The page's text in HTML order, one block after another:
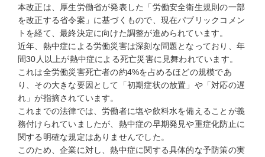
本改正は、厚生労働省が発表した「労働安全衛生規則の一部
を改正する省令案」に基づくもので、現在パブリックコメン
トを経て、最終決定に向けた調整が進められています。
近年、熱中症による労働災害は深刻な問題となっており、年
間30人以上が熱中症による死亡災害に見舞われています。
これは全労働災害死亡者の約4%を占めるほどの規模であ
り、その大きな要因として「初期症状の放置」や「対応の遅
れ」が指摘されています。
これまでの法律では、労働者に塩や飲料水を備えることが義
務付けられていましたが、熱中症の早期発見や重症化防止に
関する明確な規定はありませんでした。
このため、企業に対し、熱中症に関する具体的な予防策の実